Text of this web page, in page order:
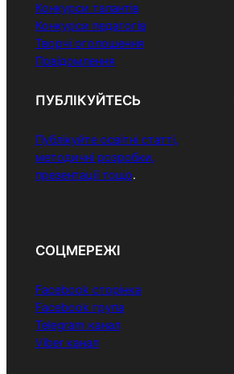
Конкурси талантів
Конкурси педагогів
Творчі оголошення
Повідомлення
ПУБЛІКУЙТЕСЬ
Публікуйте освітні статті,
методичні розробки,
презентації тощо.
СОЦМЕРЕЖІ
Facebook сторінка
Facebook група
Telegram канал
Viber канал